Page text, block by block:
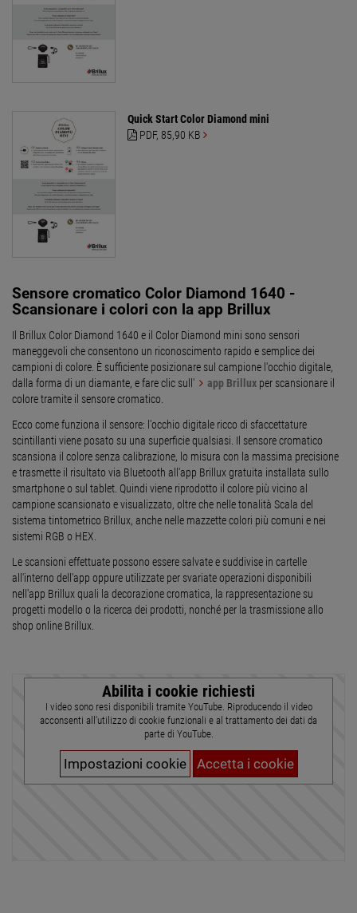
Quick Start Color Diamond mini
PDF, 85,90 KB
Sensore cromatico Color Diamond 1640 -
Scansionare i colori con la app Brillux
Il Brillux Color Diamond 1640 e il Color Diamond mini sono sensori
maneggevoli che consentono un riconoscimento rapido e semplice dei
campioni di colore. È sufficiente posizionare sul campione l'occhio digitale,
dalla forma di un diamante, e fare clic sull'
app Brillux per scansionare il
colore tramite il sensore cromatico.
Ecco come funziona il sensore: l'occhio digitale ricco di sfaccettature
scintillanti viene posato su una superficie qualsiasi. Il sensore cromatico
scansiona il colore senza calibrazione, lo misura con la massima precisione
e trasmette il risultato via Bluetooth all'app Brillux gratuita installata sullo
smartphone o sul tablet. Quindi viene riprodotto il colore più vicino al
campione scansionato e visualizzato, oltre che nelle tonalità Scala del
sistema tintometrico Brillux, anche nelle mazzette colori più comuni e nei
sistemi RGB o HEX.
Le scansioni effettuate possono essere salvate e suddivise in cartelle
all'interno dell'app oppure utilizzate per svariate operazioni disponibili
nell'app Brillux quali la decorazione cromatica, la rappresentazione su
progetti modello o la ricerca dei prodotti, nonché per la trasmissione allo
shop online Brillux.
Abilita i cookie richiesti
I video sono resi disponibili tramite YouTube. Riproducendo il video
acconsenti all'utilizzo di cookie funzionali e al trattamento dei dati da
parte di YouTube.
Impostazioni cookie Accetta i cookie